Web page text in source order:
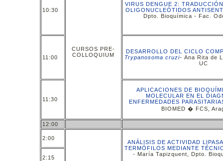
10:30
CURSOS PRE-
COLLOQUIUM
VIRUS DENGUE 2:
OLIGONUCLEÓTIDOS
Dpto. Bioquímica - Fac.
11:00
DESARROLLO DEL CICLO
Trypanosoma cruzi- Ana Rita de
UC
11:30
APLICACIONES DE
MOLECULAR EN EL
ENFERMEDADES
BIOMED � FCS,
12:00
2:00
ANÁLISIS DE ACTIVIDAD
TERMÓFILOS MEDIANTE
- María Tapizquent, Dpto.
2:15